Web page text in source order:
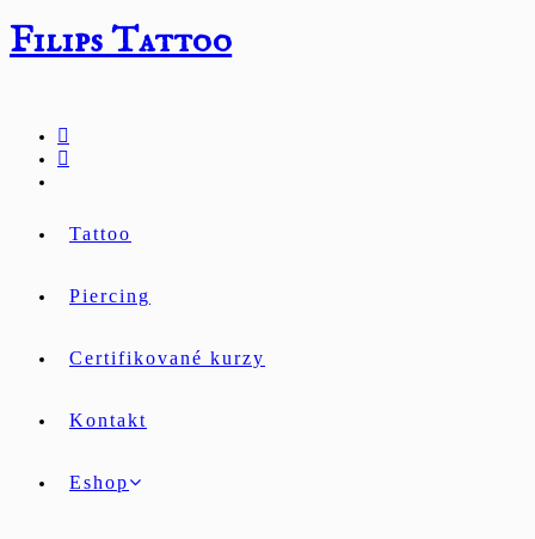
k
obsahu
Filips Tattoo
Tattoo
Piercing
Certifikované kurzy
Kontakt
Eshop